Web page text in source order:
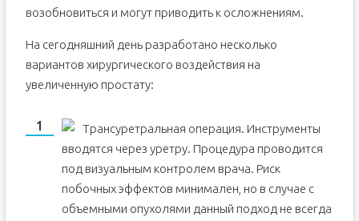
возобновиться и могут приводить к осложнениям.
На сегодняшний день разработано несколько
вариантов хирургического воздействия на
увеличенную простату:
Трансуретральная операция. Инструменты
вводятся через уретру. Процедура проводится
под визуальным контролем врача. Риск
побочных эффектов минимален, но в случае с
объемными опухолями данный подход не всегда